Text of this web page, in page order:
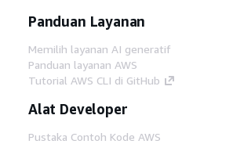
Panduan Layanan
Memilih layanan AI generatif
Panduan layanan AWS
Tutorial AWS CLI di GitHub
Alat Developer
Pustaka Contoh Kode AWS